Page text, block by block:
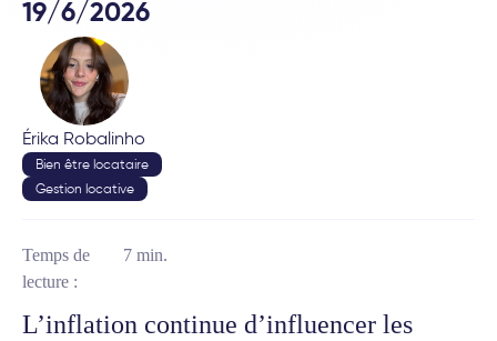
19/6/2026
Érika Robalinho
Bien être locataire
Gestion locative
Temps de
lecture :
7 min.
L’inflation continue d’influencer les